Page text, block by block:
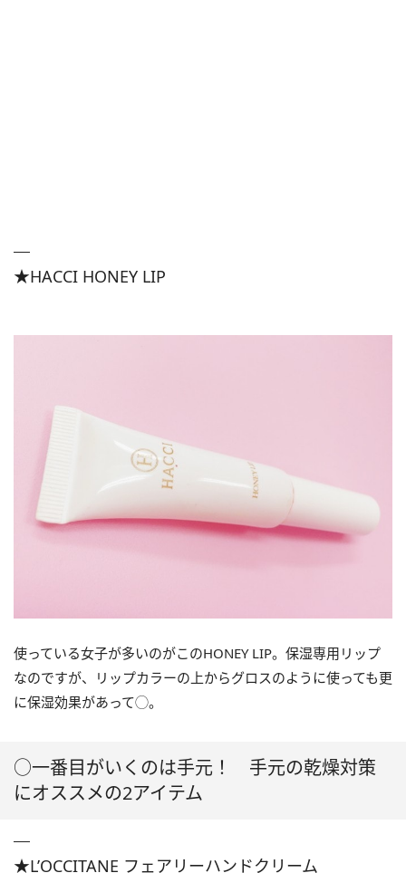
★HACCI HONEY LIP
使っている女子が多いのがこのHONEY LIP。保湿専用リップ
なのですが、リップカラーの上からグロスのように使っても更
に保湿効果があって◯。
○一番目がいくのは手元！ 手元の乾燥対策
にオススメの2アイテム
★L’OCCITANE フェアリーハンドクリーム